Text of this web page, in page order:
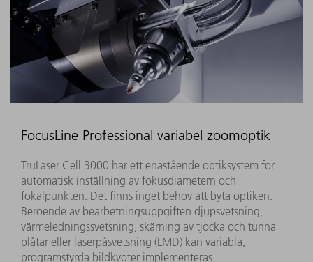
FocusLine Professional variabel zoomoptik
TruLaser Cell 3000 har ett enastående optiksystem för
automatisk inställning av fokusdiametern och
fokalpunkten. Det finns inget behov att byta optiken.
Beroende av bearbetningsuppgiften djupsvetsning,
värmeledningssvetsning, skärning av tjocka och tunna
plåtar eller laserpåsvetsning (LMD) kan variabla,
programstyrda bildkvoter implementeras.